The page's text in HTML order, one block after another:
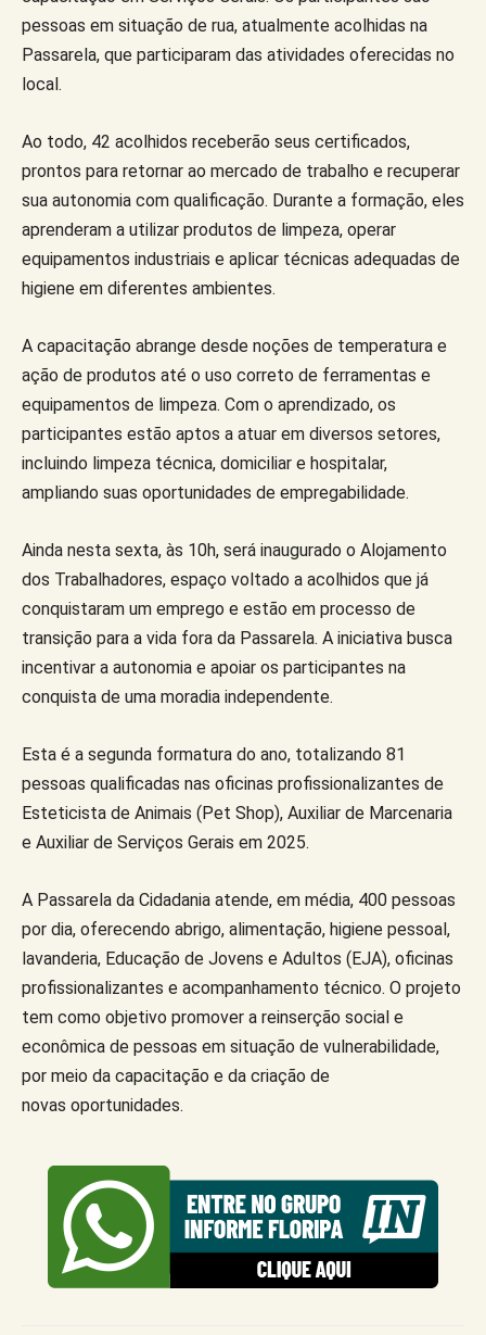
pessoas em situação de rua, atualmente acolhidas na
Passarela, que participaram das atividades oferecidas no
local.
Ao todo, 42 acolhidos receberão seus certificados,
prontos para retornar ao mercado de trabalho e recuperar
sua autonomia com qualificação. Durante a formação, eles
aprenderam a utilizar produtos de limpeza, operar
equipamentos industriais e aplicar técnicas adequadas de
higiene em diferentes ambientes.
A capacitação abrange desde noções de temperatura e
ação de produtos até o uso correto de ferramentas e
equipamentos de limpeza. Com o aprendizado, os
participantes estão aptos a atuar em diversos setores,
incluindo limpeza técnica, domiciliar e hospitalar,
ampliando suas oportunidades de empregabilidade.
Ainda nesta sexta, às 10h, será inaugurado o Alojamento
dos Trabalhadores, espaço voltado a acolhidos que já
conquistaram um emprego e estão em processo de
transição para a vida fora da Passarela. A iniciativa busca
incentivar a autonomia e apoiar os participantes na
conquista de uma moradia independente.
Esta é a segunda formatura do ano, totalizando 81
pessoas qualificadas nas oficinas profissionalizantes de
Esteticista de Animais (Pet Shop), Auxiliar de Marcenaria
e Auxiliar de Serviços Gerais em 2025.
A Passarela da Cidadania atende, em média, 400 pessoas
por dia, oferecendo abrigo, alimentação, higiene pessoal,
lavanderia, Educação de Jovens e Adultos (EJA), oficinas
profissionalizantes e acompanhamento técnico. O projeto
tem como objetivo promover a reinserção social e
econômica de pessoas em situação de vulnerabilidade,
por meio da capacitação e da criação de
novas oportunidades.